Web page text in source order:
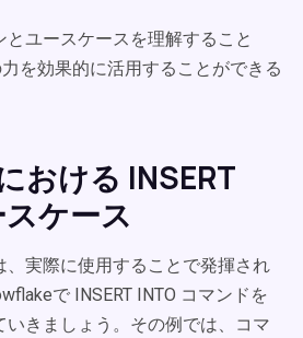
とユースケースを理解すること
力を効果的に活用することができる
おける INSERT
ケース
、実際に使用することで発揮され
で INSERT INTO コマンドを
きましょう。その例では、コマ